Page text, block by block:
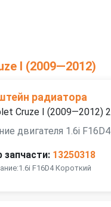
I (2009—2012)
радиатора
Cruze I (2009—2012)
двигателя 1.6i F16D4
запчасти: 13250318
F16D4 Короткий